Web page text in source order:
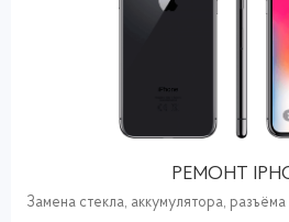
РЕМОНТ
Замена стекла, аккумулятора,